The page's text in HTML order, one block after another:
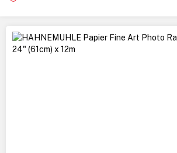
Ignorer la galerie d'images